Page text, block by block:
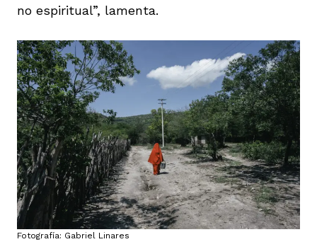
no espiritual”, lamenta.
Fotografía: Gabriel Linares